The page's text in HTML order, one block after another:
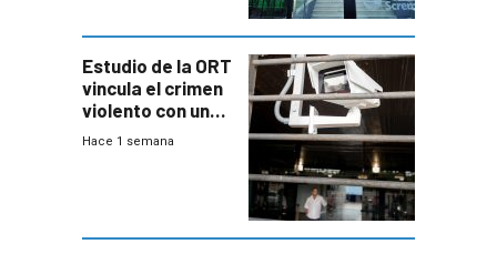
Estudio de la ORT
vincula el crimen
violento con una
menor creación
Hace 1 semana